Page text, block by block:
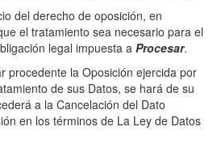
del derecho de oposición, en
el tratamiento sea necesario para el
legal impuesta a Procesar.
procedente la Oposición ejercida por
de sus Datos, se hará de su
a la Cancelación del Dato
en los términos de La Ley de Datos